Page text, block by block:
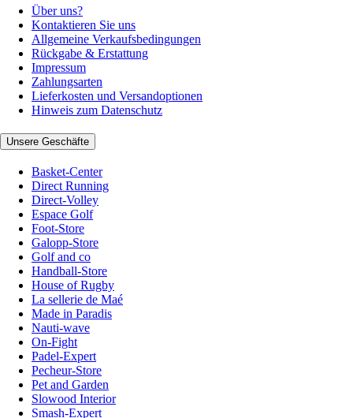
Über uns?
Kontaktieren Sie uns
Allgemeine Verkaufsbedingungen
Rückgabe & Erstattung
Impressum
Zahlungsarten
Lieferkosten und Versandoptionen
Hinweis zum Datenschutz
Unsere Geschäfte
Basket-Center
Direct Running
Direct-Volley
Espace Golf
Foot-Store
Galopp-Store
Golf and co
Handball-Store
House of Rugby
La sellerie de Maé
Made in Paradis
Nauti-wave
On-Fight
Padel-Expert
Pecheur-Store
Pet and Garden
Slowood Interior
Smash-Expert